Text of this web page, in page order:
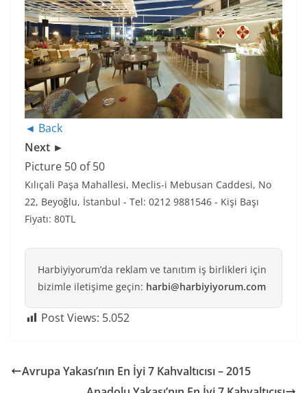
◄ Back
Next ►
Picture 50 of 50
Kılıçali Paşa Mahallesi, Meclis-i Mebusan Caddesi, No
22, Beyoğlu, İstanbul - Tel: 0212 9881546 - Kişi Başı
Fiyatı: 80TL
Harbiyiyorum’da reklam ve tanıtım iş birlikleri için
bizimle iletişime geçin: harbi@harbiyiyorum.com
Post Views: 5.052
Avrupa Yakası’nın En İyi 7 Kahvaltıcısı – 2015